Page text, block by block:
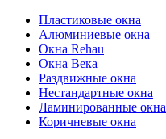
Пластиковые окна
Алюминиевые окна
Окна Rehau
Окна Века
Раздвижные окна
Нестандартные окна
Ламинированные окна
Коричневые окна